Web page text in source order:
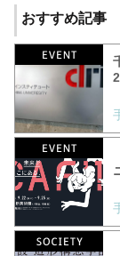
おすすめ記事